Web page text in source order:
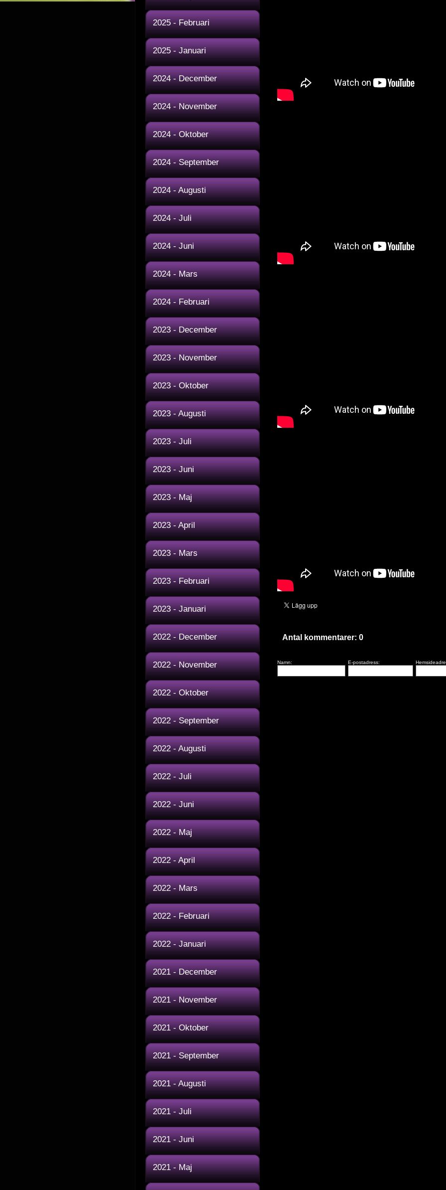
2025 - Februari
2025 - Januari
2024 - December
2024 - November
2024 - Oktober
2024 - September
2024 - Augusti
2024 - Juli
2024 - Juni
2024 - Mars
2024 - Februari
2023 - December
2023 - November
2023 - Oktober
2023 - Augusti
2023 - Juli
2023 - Juni
2023 - Maj
2023 - April
2023 - Mars
2023 - Februari
2023 - Januari
2022 - December
2022 - November
2022 - Oktober
2022 - September
2022 - Augusti
2022 - Juli
2022 - Juni
2022 - Maj
2022 - April
2022 - Mars
2022 - Februari
2022 - Januari
2021 - December
2021 - November
2021 - Oktober
2021 - September
2021 - Augusti
2021 - Juli
2021 - Juni
2021 - Maj
Antal kommentarer: 0
Namn: E-postadress: